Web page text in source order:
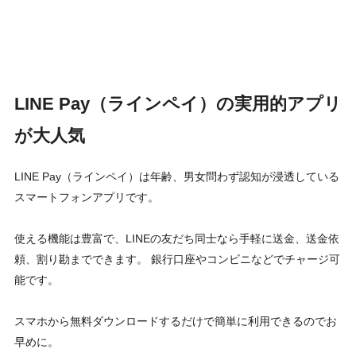
LINE Pay（ラインペイ）の実用的アプリ
が大人気
LINE Pay（ラインペイ）は年齢、男女問わず認知が浸透している
スマートフォンアプリです。
使える機能は豊富で、LINEの友だち同士なら手軽に送金、送金依
頼、割り勘までできます。 銀行口座やコンビニなどでチャージ可
能です。
スマホから無料ダウンロードするだけで簡単に利用できるのでお
早めに。